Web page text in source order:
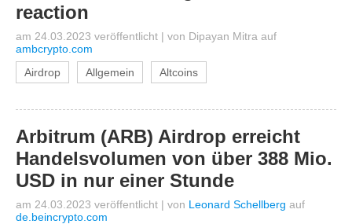
reaction
am 24.03.2023 veröffentlicht | von Dipayan Mitra auf
ambcrypto.com
Airdrop
Allgemein Altcoins
Arbitrum (ARB) Airdrop erreicht
Handelsvolumen von über 388 Mio.
USD in nur einer Stunde
am 24.03.2023 veröffentlicht | von Leonard Schellberg auf
de.beincrypto.com